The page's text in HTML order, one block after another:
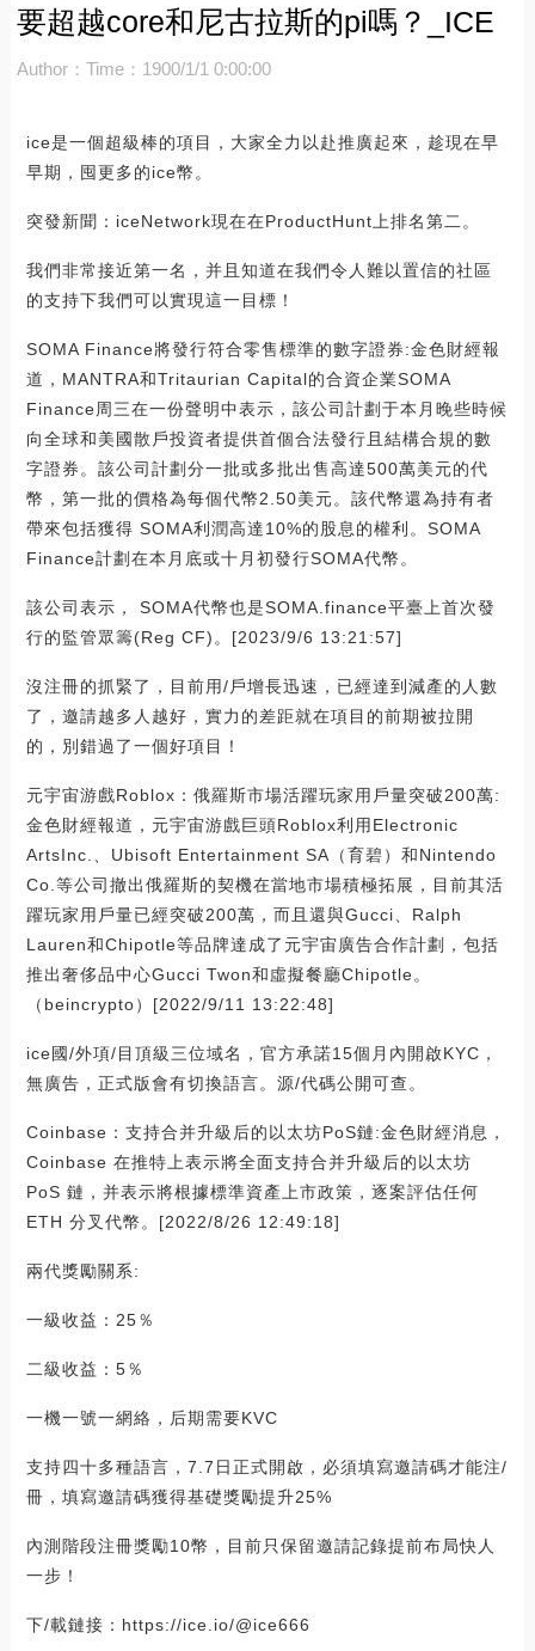
要超越core和尼古拉斯的pi嗎？_ICE
Author： Time：1900/1/1 0:00:00
ice是一個超級棒的項目，大家全力以赴推廣起來，趁現在早
早期，囤更多的ice幣。
突發新聞：iceNetwork現在在ProductHunt上排名第二。
我們非常接近第一名，并且知道在我們令人難以置信的社區
的支持下我們可以實現這一目標！
SOMA Finance將發行符合零售標準的數字證券:金色財經報
道，MANTRA和Tritaurian Capital的合資企業SOMA
Finance周三在一份聲明中表示，該公司計劃于本月晚些時候
向全球和美國散戶投資者提供首個合法發行且結構合規的數
字證券。該公司計劃分一批或多批出售高達500萬美元的代
幣，第一批的價格為每個代幣2.50美元。該代幣還為持有者
帶來包括獲得 SOMA利潤高達10%的股息的權利。SOMA
Finance計劃在本月底或十月初發行SOMA代幣。
該公司表示， SOMA代幣也是SOMA.finance平臺上首次發
行的監管眾籌(Reg CF)。[2023/9/6 13:21:57]
沒注冊的抓緊了，目前用/戶增長迅速，已經達到減產的人數
了，邀請越多人越好，實力的差距就在項目的前期被拉開
的，別錯過了一個好項目！
元宇宙游戲Roblox：俄羅斯市場活躍玩家用戶量突破200萬:
金色財經報道，元宇宙游戲巨頭Roblox利用Electronic
ArtsInc.、Ubisoft Entertainment SA（育碧）和Nintendo
Co.等公司撤出俄羅斯的契機在當地市場積極拓展，目前其活
躍玩家用戶量已經突破200萬，而且還與Gucci、Ralph
Lauren和Chipotle等品牌達成了元宇宙廣告合作計劃，包括
推出奢侈品中心Gucci Twon和虛擬餐廳Chipotle。
（beincrypto）[2022/9/11 13:22:48]
ice國/外項/目頂級三位域名，官方承諾15個月內開啟KYC，
無廣告，正式版會有切換語言。源/代碼公開可查。
Coinbase：支持合并升級后的以太坊PoS鏈:金色財經消息，
Coinbase 在推特上表示將全面支持合并升級后的以太坊
PoS 鏈，并表示將根據標準資產上市政策，逐案評估任何
ETH 分叉代幣。[2022/8/26 12:49:18]
兩代獎勵關系:
一級收益：25％
二級收益：5％
一機一號一網絡，后期需要KVC
支持四十多種語言，7.7日正式開啟，必須填寫邀請碼才能注/
冊，填寫邀請碼獲得基礎獎勵提升25%
內測階段注冊獎勵10幣，目前只保留邀請記錄提前布局快人
一步！
下/載鏈接：https://ice.io/@ice666